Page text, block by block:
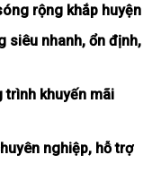
rộng khắp huyện
siêu nhanh, ổn định,
trình khuyến mãi
nghiệp, hỗ trợ